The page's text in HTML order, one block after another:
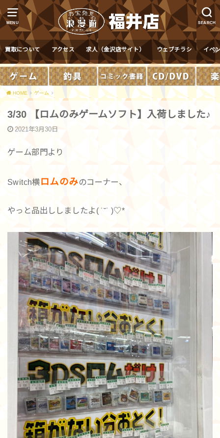
MENU SEARCH
買取について アクセス 求人（金沢店サイト） ウェブチラシ イベ
HOME ゲーム
3/30 【ロムのみゲームソフト】入荷しました♪
2021年3月30日
ゲーム部門より
Switch横ロムのみのコーナー、
やっと品出ししましたよ( ˙˘˙ )♡*